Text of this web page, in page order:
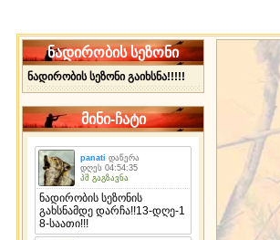
ნადირობის სეზონი
ნადირობის სეზონი გაიხსნა!!!!!
მინი-ჩატი